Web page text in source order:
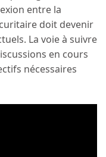
entre la
doit devenir
La voie à suivre
en cours
nécessaires